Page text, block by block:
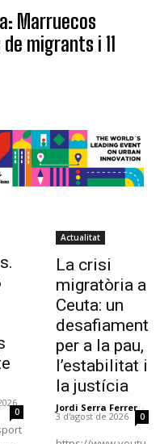
Marruecos
migrants i 11
0
Actualitat
La crisi
migratòria a
Ceuta: un
desafiament
per a la pau,
l’estabilitat i
la justícia
Jordi Serra Ferrer -
3 d'agost de 2026 0